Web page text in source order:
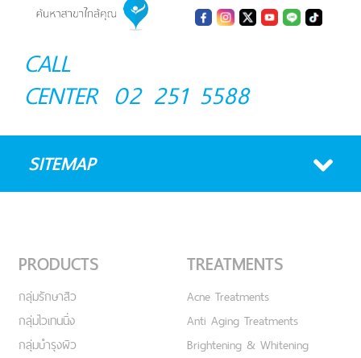
CALL
CENTER 02 251 5588
SITEMAP
PRODUCTS
กลุ่มรักษาสิว
กลุ่มไวเทนนิ่ง
กลุ่มบำรุงผิว
TREATMENTS
Acne Treatments
Anti Aging Treatments
Brightening & Whitening